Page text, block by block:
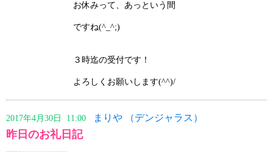
お休みって、あっという間
ですね(^_^;)
３時迄の受付です！
よろしくお願いします(^^)/
2017年4月30日 11:00 まりや （デンジャラス）
昨日のお礼日記